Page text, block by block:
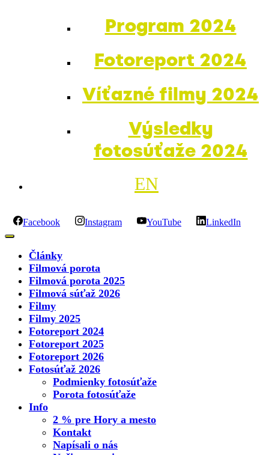
Program 2024
Fotoreport 2024
Víťazné filmy 2024
Výsledky
fotosúťaže 2024
EN
Facebook Instagram YouTube LinkedIn
Články
Filmová porota
Filmová porota 2025
Filmová súťaž 2026
Filmy
Filmy 2025
Fotoreport 2024
Fotoreport 2025
Fotoreport 2026
Fotosúťaž 2026
Podmienky fotosúťaže
Porota fotosúťaže
Info
2 % pre Hory a mesto
Kontakt
Napísali o nás